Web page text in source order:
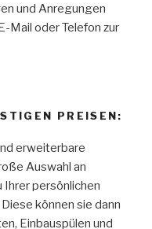
und Anregungen
Mail oder Telefon zur
PREISEN:
erweiterbare
Auswahl an
Ihrer persönlichen
können sie dann
Einbauspülen und